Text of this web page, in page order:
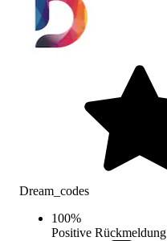
Dream_codes
100%
Positive Rückmeldung